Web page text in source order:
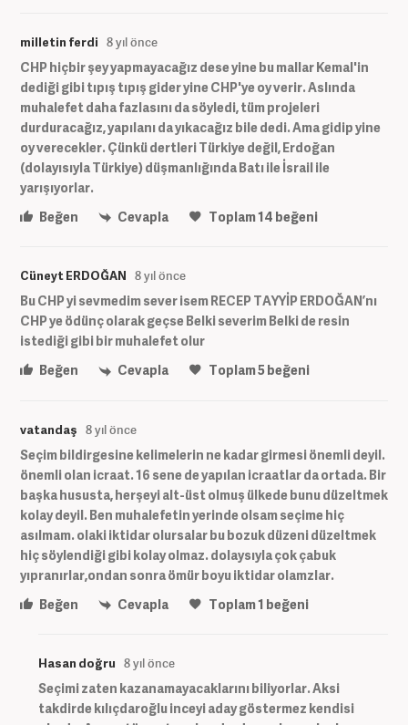
milletin ferdi 8 yıl önce
CHP hiçbir şey yapmayacağız dese yine bu mallar Kemal'in
dediği gibi tıpış tıpış gider yine CHP'ye oy verir. Aslında
muhalefet daha fazlasını da söyledi, tüm projeleri
durduracağız, yapılanı da yıkacağız bile dedi. Ama gidip yine
oy verecekler. Çünkü dertleri Türkiye değil, Erdoğan
(dolayısıyla Türkiye) düşmanlığında Batı ile İsrail ile
yarışıyorlar.
Beğen
Cevapla Toplam14 beğeni
Cüneyt ERDOĞAN 8 yıl önce
Bu CHP yi sevmedim sever isem RECEP TAYYİP ERDOĞAN’nı
CHP ye ödünç olarak geçse Belki severim Belki de resin
istediği gibi bir muhalefet olur
Beğen
Cevapla Toplam5beğeni
vatandaş 8 yıl önce
Seçim bildirgesine kelimelerin ne kadar girmesi önemli deyil.
önemli olan icraat. 16 sene de yapılan icraatlar da ortada. Bir
başka hususta, herşeyi alt-üst olmuş ülkede bunu düzeltmek
kolay deyil. Ben muhalefetin yerinde olsam seçime hiç
asılmam. olaki iktidar olursalar bu bozuk düzeni düzeltmek
hiç söylendiği gibi kolay olmaz. dolaysıyla çok çabuk
yıpranırlar,ondan sonra ömür boyu iktidar olamzlar.
Beğen
Cevapla Toplam1 beğeni
Hasan doğru 8 yıl önce
Seçimi zaten kazanamayacaklarını biliyorlar. Aksi
takdirde kılıçdaroğlu inceyi aday göstermez kendisi